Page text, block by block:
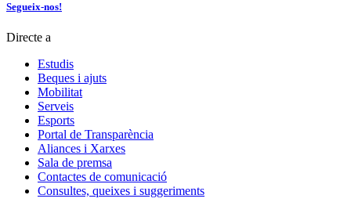
Segueix-nos!
Directe a
Estudis
Beques i ajuts
Mobilitat
Serveis
Esports
Portal de Transparència
Aliances i Xarxes
Sala de premsa
Contactes de comunicació
Consultes, queixes i suggeriments